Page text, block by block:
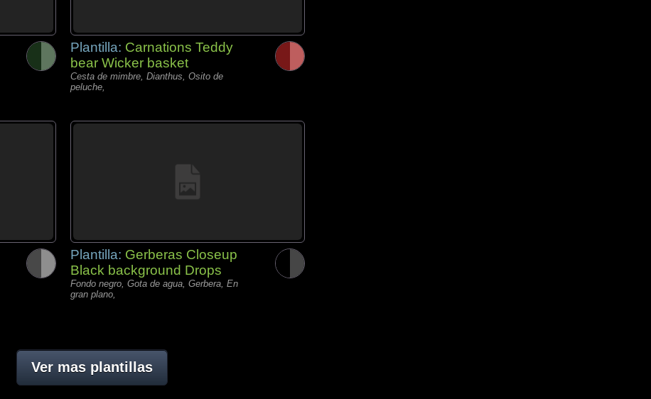
Plantilla: Carnations Teddy
bear Wicker basket
Cesta de mimbre, Dianthus, Osito de
peluche,
Plantilla: Gerberas Closeup
Black background Drops
Fondo negro, Gota de agua, Gerbera, En
gran plano,
Ver mas plantillas